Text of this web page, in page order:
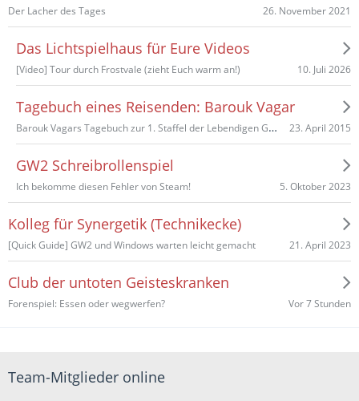
Der Lacher des Tages 26. November 2021
Das Lichtspielhaus für Eure Videos
[Video] Tour durch Frostvale (zieht Euch warm an!) 10. Juli 2026
Tagebuch eines Reisenden: Barouk Vagar
Barouk Vagars Tagebuch zur 1. Staffel der Lebendigen Geschichte 23. April 2015
GW2 Schreibrollenspiel
Ich bekomme diesen Fehler von Steam! 5. Oktober 2023
Kolleg für Synergetik (Technikecke)
[Quick Guide] GW2 und Windows warten leicht gemacht 21. April 2023
Club der untoten Geisteskranken
Forenspiel: Essen oder wegwerfen? Vor 7 Stunden
Team-Mitglieder online